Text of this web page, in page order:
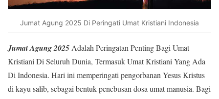
Jumat Agung 2025 Di Peringati Umat Kristiani Indonesia
Jumat Agung 2025 Adalah Peringatan Penting Bagi Umat
Kristiani Di Seluruh Dunia, Termasuk Umat Kristiani Yang Ada
Di Indonesia. Hari ini memperingati pengorbanan Yesus Kristus
di kayu salib, sebagai bentuk penebusan dosa umat manusia. Bagi